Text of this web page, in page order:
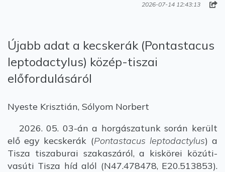
2026-07-14 12:43:13
Újabb adat a kecskerák (Pontastacus
leptodactylus) közép-tiszai
előfordulásáról
Nyeste Krisztián, Sólyom Norbert
2026. 05. 03-án a horgászatunk során került
elő egy kecskerák (Pontastacus leptodactylus) a
Tisza tiszaburai szakaszáról, a kiskörei közúti-
vasúti Tisza híd alól (N47.478478, E20.513853).